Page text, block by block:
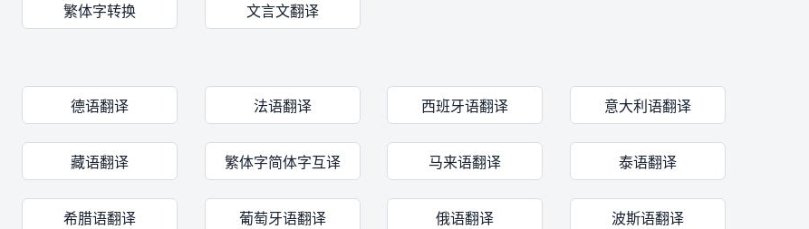
繁体字转换 文言文翻译
德语翻译 法语翻译 西班牙语翻译 意大利语翻译
藏语翻译 繁体字简体字互译 马来语翻译 泰语翻译
希腊语翻译 葡萄牙语翻译 俄语翻译 波斯语翻译